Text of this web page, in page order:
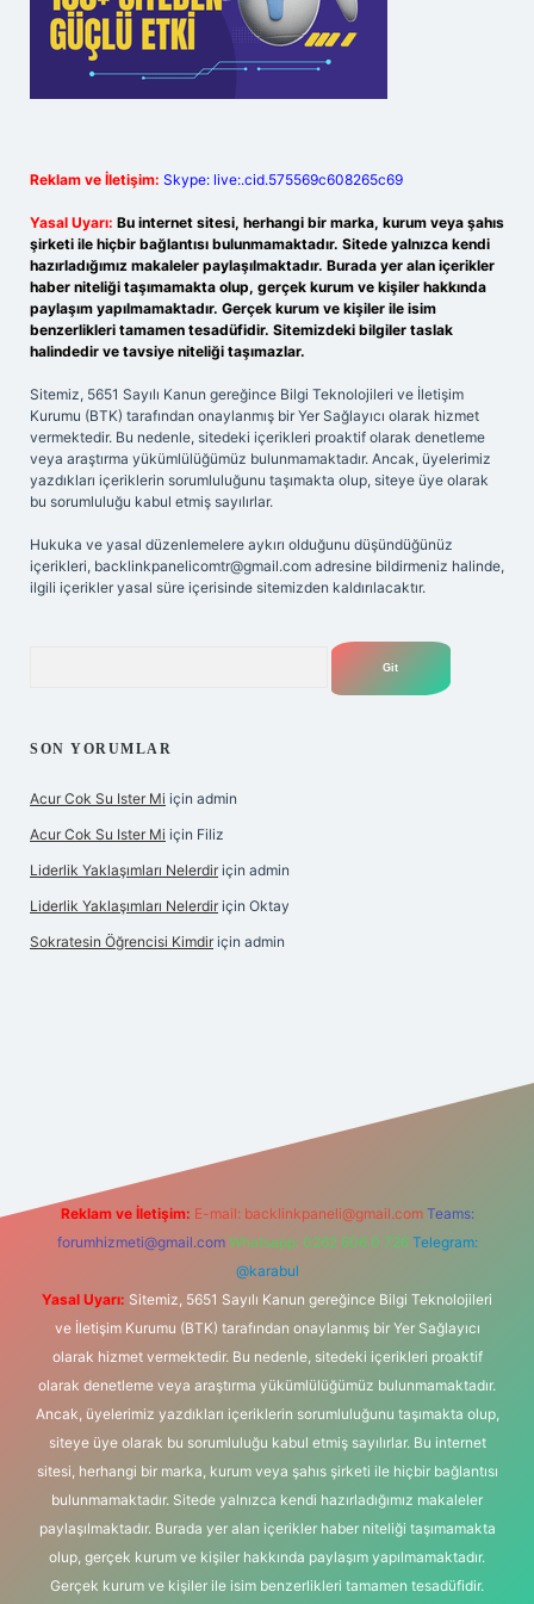
Reklam ve İletişim: Skype: live:.cid.575569c608265c69
Yasal Uyarı: Bu internet sitesi, herhangi bir marka, kurum veya şahıs
şirketi ile hiçbir bağlantısı bulunmamaktadır. Sitede yalnızca kendi
hazırladığımız makaleler paylaşılmaktadır. Burada yer alan içerikler
haber niteliği taşımamakta olup, gerçek kurum ve kişiler hakkında
paylaşım yapılmamaktadır. Gerçek kurum ve kişiler ile isim
benzerlikleri tamamen tesadüfidir. Sitemizdeki bilgiler taslak
halindedir ve tavsiye niteliği taşımazlar.
Sitemiz, 5651 Sayılı Kanun gereğince Bilgi Teknolojileri ve İletişim
Kurumu (BTK) tarafından onaylanmış bir Yer Sağlayıcı olarak hizmet
vermektedir. Bu nedenle, sitedeki içerikleri proaktif olarak denetleme
veya araştırma yükümlülüğümüz bulunmamaktadır. Ancak, üyelerimiz
yazdıkları içeriklerin sorumluluğunu taşımakta olup, siteye üye olarak
bu sorumluluğu kabul etmiş sayılırlar.
Hukuka ve yasal düzenlemelere aykırı olduğunu düşündüğünüz
içerikleri, backlinkpanelicomtr@gmail.com adresine bildirmeniz halinde,
ilgili içerikler yasal süre içerisinde sitemizden kaldırılacaktır.
SON YORUMLAR
Acur Cok Su Ister Mi için admin
Acur Cok Su Ister Mi için Filiz
Liderlik Yaklaşımları Nelerdir için admin
Liderlik Yaklaşımları Nelerdir için Oktay
Sokratesin Öğrencisi Kimdir için admin
Reklam ve İletişim: E-mail: backlinkpaneli@gmail.com Teams:
forumhizmeti@gmail.com Whatsapp: 0262 606 0 726 Telegram:
@karabul
Yasal Uyarı: Sitemiz, 5651 Sayılı Kanun gereğince Bilgi Teknolojileri
ve İletişim Kurumu (BTK) tarafından onaylanmış bir Yer Sağlayıcı
olarak hizmet vermektedir. Bu nedenle, sitedeki içerikleri proaktif
olarak denetleme veya araştırma yükümlülüğümüz bulunmamaktadır.
Ancak, üyelerimiz yazdıkları içeriklerin sorumluluğunu taşımakta olup,
siteye üye olarak bu sorumluluğu kabul etmiş sayılırlar. Bu internet
sitesi, herhangi bir marka, kurum veya şahıs şirketi ile hiçbir bağlantısı
bulunmamaktadır. Sitede yalnızca kendi hazırladığımız makaleler
paylaşılmaktadır. Burada yer alan içerikler haber niteliği taşımamakta
olup, gerçek kurum ve kişiler hakkında paylaşım yapılmamaktadır.
Gerçek kurum ve kişiler ile isim benzerlikleri tamamen tesadüfidir.